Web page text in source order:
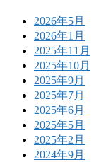
2026年5月
2026年1月
2025年11月
2025年10月
2025年9月
2025年7月
2025年6月
2025年5月
2025年2月
2024年9月